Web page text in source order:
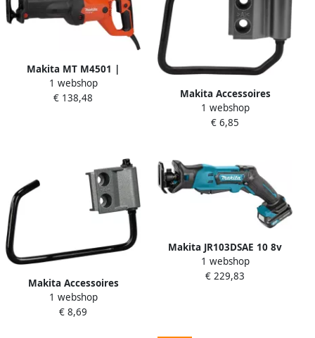
Makita MT M4501 |
Reciprozaag | 230V M4501
1 webshop
€ 138,48
Makita Accessoires
Draaghaak reciprozaag
127468-6
1 webshop
€ 6,85
Makita Accessoires
Draaghaak reciprozaag
122B85-9
1 webshop
€ 8,69
Makita JR103DSAE 10 8v
Reciprozaag 2 0 Ah accu (2
st) lader koffer JR103DSAE
1 webshop
€ 229,83